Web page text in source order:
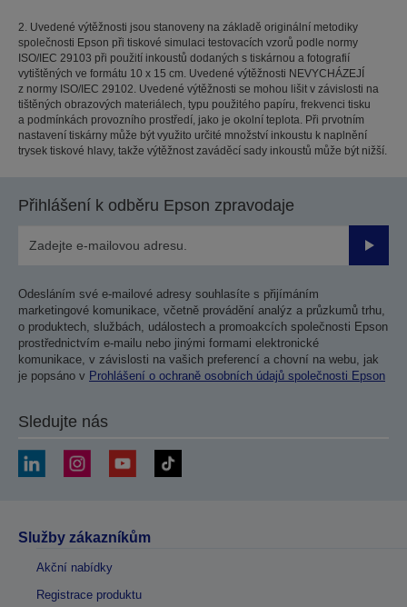
2. Uvedené výtěžnosti jsou stanoveny na základě originální metodiky
společnosti Epson při tiskové simulaci testovacích vzorů podle normy
ISO/IEC 29103 při použití inkoustů dodaných s tiskárnou a fotografií
vytištěných ve formátu 10 x 15 cm. Uvedené výtěžnosti NEVYCHÁZEJÍ
z normy ISO/IEC 29102. Uvedené výtěžnosti se mohou lišit v závislosti na
tištěných obrazových materiálech, typu použitého papíru, frekvenci tisku
a podmínkách provozního prostředí, jako je okolní teplota. Při prvotním
nastavení tiskárny může být využito určité množství inkoustu k naplnění
trysek tiskové hlavy, takže výtěžnost zaváděcí sady inkoustů může být nižší.
Přihlášení k odběru Epson zpravodaje
Odesláním své e-mailové adresy souhlasíte s přijímáním
marketingové komunikace, včetně provádění analýz a průzkumů trhu,
o produktech, službách, událostech a promoakcích společnosti Epson
prostřednictvím e-mailu nebo jinými formami elektronické
komunikace, v závislosti na vašich preferencí a chovní na webu, jak
je popsáno v Prohlášení o ochraně osobních údajů společnosti Epson
Sledujte nás
Služby zákazníkům
Akční nabídky
Registrace produktu